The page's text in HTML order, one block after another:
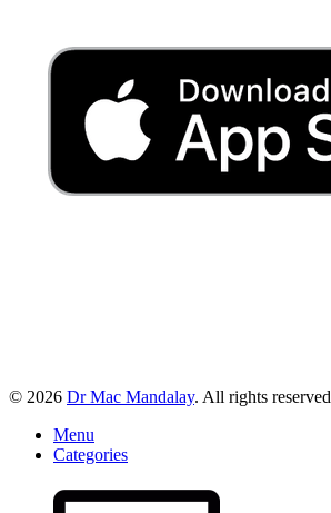
© 2026 Dr Mac Mandalay. All rights reserved
Menu
Categories